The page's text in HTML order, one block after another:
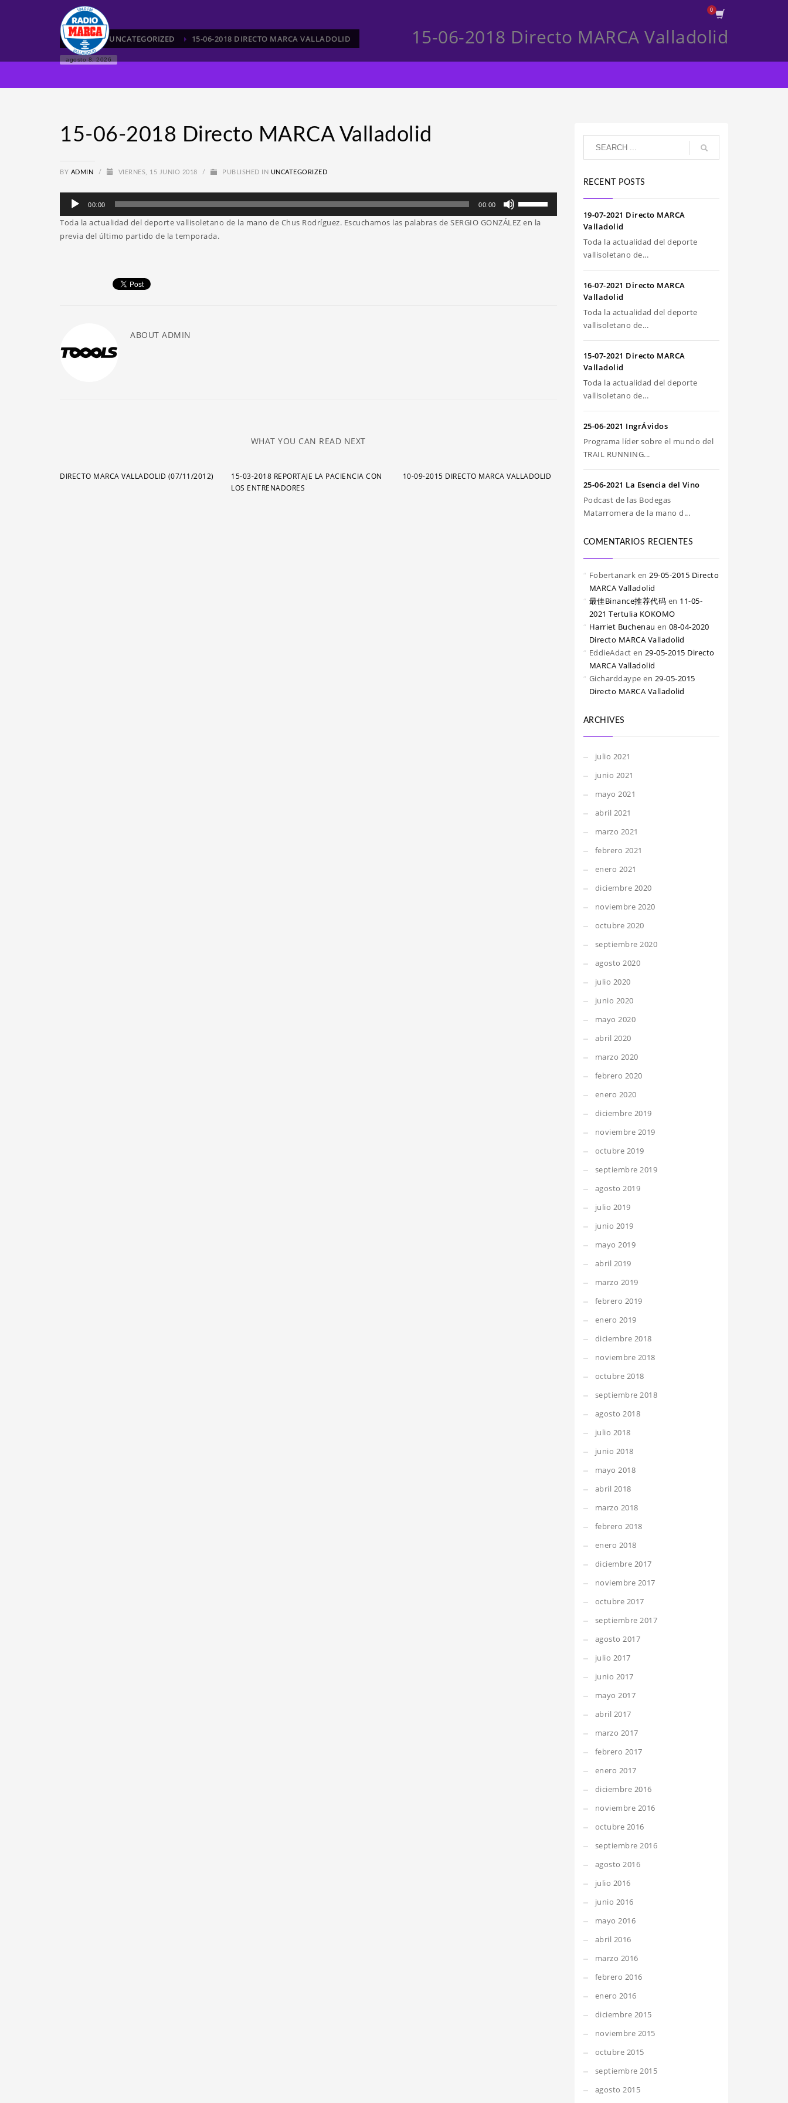
HOME UNCATEGORIZED 15-06-2018 DIRECTO MARCA VALLADOLID
agosto 8, 2026
15-06-2018 Directo MARCA Valladolid
15-06-2018 Directo MARCA Valladolid
BY ADMIN / VIERNES, 15 JUNIO 2018 / PUBLISHED IN UNCATEGORIZED
Reproductor
audio
00:00 00:00
teclas
Toda la actualidad del deporte vallisoletano de la mano de Chus Rodríguez. Escuchamos las palabras de SERGIO GONZÁLEZ en la
previa del último partido de la temporada.
ABOUT ADMIN
WHAT YOU CAN READ NEXT
DIRECTO MARCA VALLADOLID (07/11/2012)
15-03-2018 REPORTAJE LA PACIENCIA CON
LOS ENTRENADORES
10-09-2015 DIRECTO MARCA VALLADOLID
RECENT POSTS
19-07-2021 Directo MARCA
Valladolid
Toda la actualidad del deporte
vallisoletano de...
16-07-2021 Directo MARCA
Valladolid
Toda la actualidad del deporte
vallisoletano de...
15-07-2021 Directo MARCA
Valladolid
Toda la actualidad del deporte
vallisoletano de...
25-06-2021 IngrÁvidos
Programa líder sobre el mundo del
TRAIL RUNNING...
25-06-2021 La Esencia del Vino
Podcast de las Bodegas
Matarromera de la mano d...
COMENTARIOS RECIENTES
Fobertanark en 29-05-2015 Directo
MARCA Valladolid
最佳Binance推荐代码 en 11-05-
2021 Tertulia KOKOMO
Harriet Buchenau en 08-04-2020
Directo MARCA Valladolid
EddieAdact en 29-05-2015 Directo
MARCA Valladolid
Gicharddaype en 29-05-2015
Directo MARCA Valladolid
ARCHIVES
julio 2021
junio 2021
mayo 2021
abril 2021
marzo 2021
febrero 2021
enero 2021
diciembre 2020
noviembre 2020
octubre 2020
septiembre 2020
agosto 2020
julio 2020
junio 2020
mayo 2020
abril 2020
marzo 2020
febrero 2020
enero 2020
diciembre 2019
noviembre 2019
octubre 2019
septiembre 2019
agosto 2019
julio 2019
junio 2019
mayo 2019
abril 2019
marzo 2019
febrero 2019
enero 2019
diciembre 2018
noviembre 2018
octubre 2018
septiembre 2018
agosto 2018
julio 2018
junio 2018
mayo 2018
abril 2018
marzo 2018
febrero 2018
enero 2018
diciembre 2017
noviembre 2017
octubre 2017
septiembre 2017
agosto 2017
julio 2017
junio 2017
mayo 2017
abril 2017
marzo 2017
febrero 2017
enero 2017
diciembre 2016
noviembre 2016
octubre 2016
septiembre 2016
agosto 2016
julio 2016
junio 2016
mayo 2016
abril 2016
marzo 2016
febrero 2016
enero 2016
diciembre 2015
noviembre 2015
octubre 2015
septiembre 2015
agosto 2015